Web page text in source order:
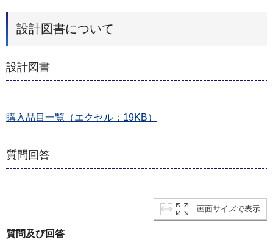
設計図書について
設計図書
購入品目一覧（エクセル：19KB）
質問回答
画面サイズで表示
質問及び回答